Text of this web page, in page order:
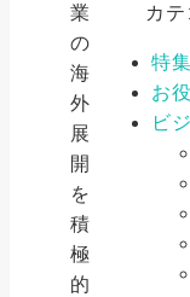
業
の
海
外
展
開
を
積
極
的
カ
特
お
ビ